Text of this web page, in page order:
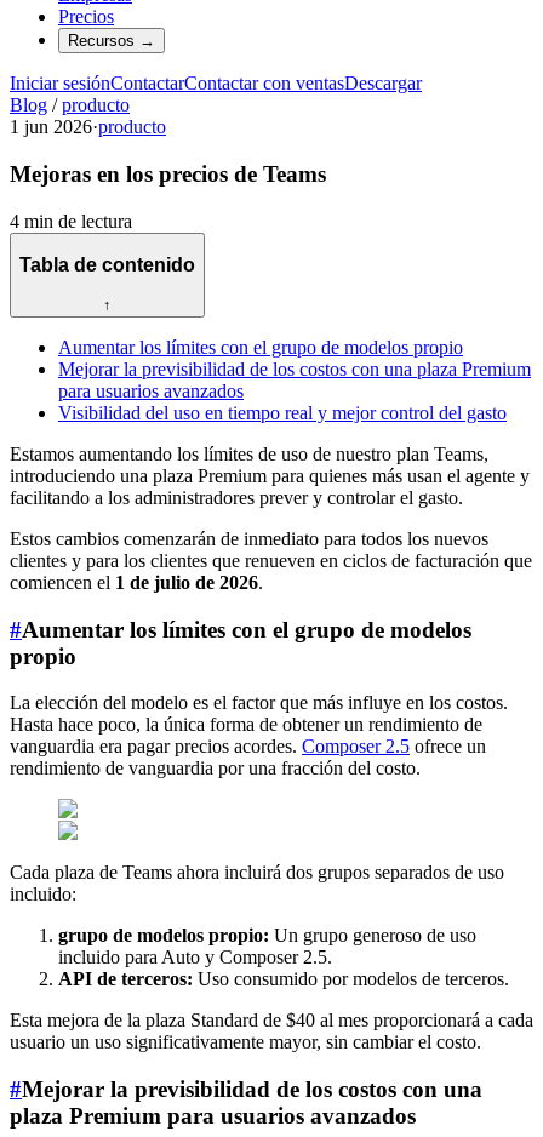
Precios
Recursos →
Iniciar sesiónContactarContactar con ventasDescargar
Blog / producto
1 jun 2026·producto
Mejoras en los precios de Teams
4 min de lectura
Tabla de contenido
↑
Aumentar los límites con el grupo de modelos propio
Mejorar la previsibilidad de los costos con una plaza Premium
para usuarios avanzados
Visibilidad del uso en tiempo real y mejor control del gasto
Estamos aumentando los límites de uso de nuestro plan Teams,
introduciendo una plaza Premium para quienes más usan el agente y
facilitando a los administradores prever y controlar el gasto.
Estos cambios comenzarán de inmediato para todos los nuevos
clientes y para los clientes que renueven en ciclos de facturación que
comiencen el 1 de julio de 2026.
#Aumentar los límites con el grupo de modelos
propio
La elección del modelo es el factor que más influye en los costos.
Hasta hace poco, la única forma de obtener un rendimiento de
vanguardia era pagar precios acordes. Composer 2.5 ofrece un
rendimiento de vanguardia por una fracción del costo.
Cada plaza de Teams ahora incluirá dos grupos separados de uso
incluido:
grupo de modelos propio: Un grupo generoso de uso
incluido para Auto y Composer 2.5.
API de terceros: Uso consumido por modelos de terceros.
Esta mejora de la plaza Standard de $40 al mes proporcionará a cada
usuario un uso significativamente mayor, sin cambiar el costo.
#Mejorar la previsibilidad de los costos con una
plaza Premium para usuarios avanzados